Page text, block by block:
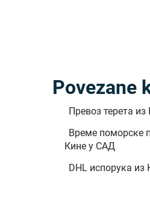
Povezane
Превоз терета
Време поморске
Кине у САД
DHL испорука из